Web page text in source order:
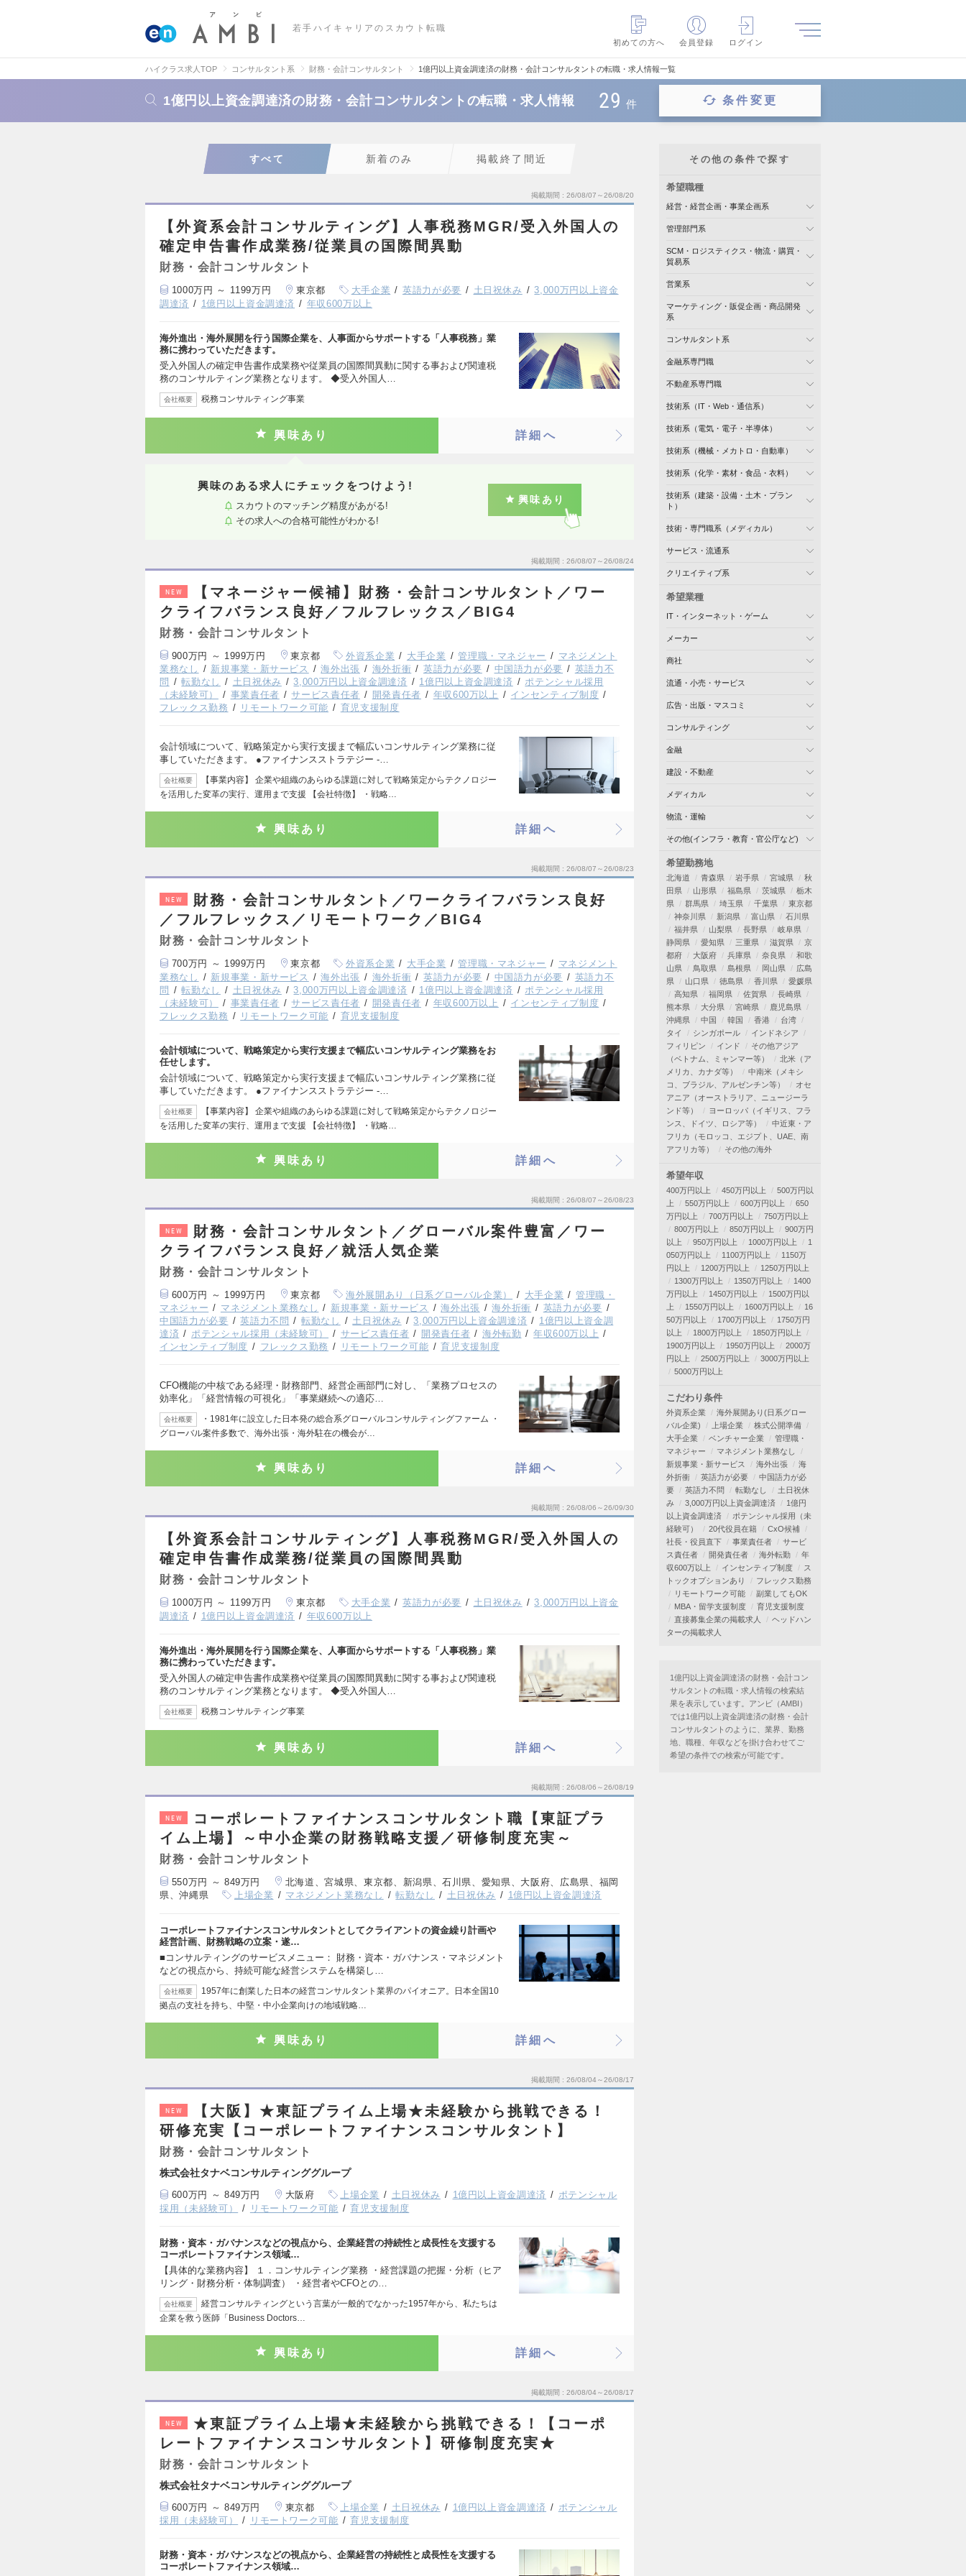
若手ハイキャリアのスカウト転職
初めての方へ
会員登録 ログイン
ハイクラス求人TOP コンサルタント系 財務・会計コンサルタント 1億円以上資金調達済の財務・会計コンサルタントの転職・求人情報一覧
1億円以上資金調達済の財務・会計コンサルタントの転職・求人情報 29 件 条件変更
すべて 新着のみ 掲載終了間近
掲載期間 26/08/07～26/08/20
【外資系会計コンサルティング】人事税務MGR/受入外国人の
確定申告書作成業務/従業員の国際間異動
財務・会計コンサルタント
1000万円 ～ 1199万円 東京都 大手企業 英語力が必要 土日祝休み
3,000万円以上資金
調達済
1億円以上資金調達済 年収600万以上
海外進出・海外展開を行う国際企業を、人事面からサポートする「人事税務」業
務に携わっていただきます。
受入外国人の確定申告書作成業務や従業員の国際間異動に関する事および関連税
務のコンサルティング業務となります。 ◆受入外国人…
会社概要 税務コンサルティング事業
興味あり 詳細へ
興味のある求人にチェックをつけよう!
スカウトのマッチング精度があがる!
その求人への合格可能性がわかる!
興味あり
掲載期間 26/08/07～26/08/24
NEW
【マネージャー候補】財務・会計コンサルタント／ワー
クライフバランス良好／フルフレックス／BIG4
財務・会計コンサルタント
900万円 ～ 1999万円 東京都 外資系企業 大手企業 管理職・マネジャー
マネジメント
業務なし
新規事業・新サービス 海外出張 海外折衝 英語力が必要 中国語力が必要
英語力不
問
転勤なし 土日祝休み 3,000万円以上資金調達済 1億円以上資金調達済
ポテンシャル採用
（未経験可）
事業責任者 サービス責任者 開発責任者 年収600万以上
インセンティブ制度
フレックス勤務
リモートワーク可能 育児支援制度
会計領域について、戦略策定から実行支援まで幅広いコンサルティング業務に従
事していただきます。 ●ファイナンスストラテジー ‐…
会社概要
【事業内容】 企業や組織のあらゆる課題に対して戦略策定からテクノロジー
を活用した変革の実行、運用まで支援 【会社特徴】 ・戦略…
興味あり 詳細へ
掲載期間 26/08/07～26/08/23
NEW
財務・会計コンサルタント／ワークライフバランス良好
／フルフレックス／リモートワーク／BIG4
財務・会計コンサルタント
700万円 ～ 1999万円 東京都 外資系企業 大手企業 管理職・マネジャー
マネジメント
業務なし
新規事業・新サービス 海外出張 海外折衝 英語力が必要 中国語力が必要
英語力不
問
転勤なし 土日祝休み 3,000万円以上資金調達済 1億円以上資金調達済
ポテンシャル採用
（未経験可）
事業責任者 サービス責任者 開発責任者 年収600万以上
インセンティブ制度
フレックス勤務
リモートワーク可能 育児支援制度
会計領域について、戦略策定から実行支援まで幅広いコンサルティング業務をお
任せします。
会計領域について、戦略策定から実行支援まで幅広いコンサルティング業務に従
事していただきます。 ●ファイナンスストラテジー ‐…
会社概要
【事業内容】 企業や組織のあらゆる課題に対して戦略策定からテクノロジー
を活用した変革の実行、運用まで支援 【会社特徴】 ・戦略…
興味あり 詳細へ
掲載期間 26/08/07～26/08/23
NEW
財務・会計コンサルタント／グローバル案件豊富／ワー
クライフバランス良好／就活人気企業
財務・会計コンサルタント
600万円 ～ 1999万円 東京都 海外展開あり（日系グローバル企業） 大手企業
管理職・
マネジャー
マネジメント業務なし 新規事業・新サービス 海外出張 海外折衝
英語力が必要
中国語力が必要
英語力不問 転勤なし 土日祝休み 3,000万円以上資金調達済
1億円以上資金調
達済
ポテンシャル採用（未経験可） サービス責任者 開発責任者 海外転勤
年収600万以上
インセンティブ制度
フレックス勤務 リモートワーク可能 育児支援制度
CFO機能の中核である経理・財務部門、経営企画部門に対し、「業務プロセスの
効率化」「経営情報の可視化」「事業継続への適応…
会社概要
・1981年に設立した日本発の総合系グローバルコンサルティングファーム ・
グローバル案件多数で、海外出張・海外駐在の機会が…
興味あり 詳細へ
掲載期間 26/08/06～26/09/30
【外資系会計コンサルティング】人事税務MGR/受入外国人の
確定申告書作成業務/従業員の国際間異動
財務・会計コンサルタント
1000万円 ～ 1199万円 東京都 大手企業 英語力が必要 土日祝休み
3,000万円以上資金
調達済
1億円以上資金調達済 年収600万以上
海外進出・海外展開を行う国際企業を、人事面からサポートする「人事税務」業
務に携わっていただきます。
受入外国人の確定申告書作成業務や従業員の国際間異動に関する事および関連税
務のコンサルティング業務となります。 ◆受入外国人…
会社概要 税務コンサルティング事業
興味あり 詳細へ
掲載期間 26/08/06～26/08/19
NEW
コーポレートファイナンスコンサルタント職【東証プラ
イム上場】～中小企業の財務戦略支援／研修制度充実～
財務・会計コンサルタント
550万円 ～ 849万円
北海道、宮城県、東京都、新潟県、石川県、愛知県、大阪府、広島県、福岡
県、沖縄県
上場企業 マネジメント業務なし 転勤なし 土日祝休み 1億円以上資金調達済
コーポレートファイナンスコンサルタントとしてクライアントの資金繰り計画や
経営計画、財務戦略の立案・遂…
■コンサルティングのサービスメニュー： 財務・資本・ガバナンス・マネジメント
などの視点から、持続可能な経営システムを構築し…
会社概要
1957年に創業した日本の経営コンサルタント業界のパイオニア。日本全国10
拠点の支社を持ち、中堅・中小企業向けの地域戦略…
興味あり 詳細へ
掲載期間 26/08/04～26/08/17
NEW
【大阪】★東証プライム上場★未経験から挑戦できる！
研修充実【コーポレートファイナンスコンサルタント】
財務・会計コンサルタント
株式会社タナベコンサルティンググループ
600万円 ～ 849万円 大阪府 上場企業 土日祝休み 1億円以上資金調達済
ポテンシャル
採用（未経験可）
リモートワーク可能 育児支援制度
財務・資本・ガバナンスなどの視点から、企業経営の持続性と成長性を支援する
コーポレートファイナンス領域…
【具体的な業務内容】 １．コンサルティング業務 ・経営課題の把握・分析（ヒア
リング・財務分析・体制調査） ・経営者やCFOとの…
会社概要
経営コンサルティングという言葉が一般的でなかった1957年から、私たちは
企業を救う医師「Business Doctors…
興味あり 詳細へ
掲載期間 26/08/04～26/08/17
NEW
★東証プライム上場★未経験から挑戦できる！【コーポ
レートファイナンスコンサルタント】研修制度充実★
財務・会計コンサルタント
株式会社タナベコンサルティンググループ
600万円 ～ 849万円 東京都 上場企業 土日祝休み 1億円以上資金調達済
ポテンシャル
採用（未経験可）
リモートワーク可能 育児支援制度
財務・資本・ガバナンスなどの視点から、企業経営の持続性と成長性を支援する
コーポレートファイナンス領域…
その他の条件で探す
希望職種
経営・経営企画・事業企画系
管理部門系
SCM・ロジスティクス・物流・購買・
貿易系
営業系
マーケティング・販促企画・商品開発
系
コンサルタント系
金融系専門職
不動産系専門職
技術系（IT・Web・通信系）
技術系（電気・電子・半導体）
技術系（機械・メカトロ・自動車）
技術系（化学・素材・食品・衣料）
技術系（建築・設備・土木・プラン
ト）
技術・専門職系（メディカル）
サービス・流通系
クリエイティブ系
希望業種
IT・インターネット・ゲーム
メーカー
商社
流通・小売・サービス
広告・出版・マスコミ
コンサルティング
金融
建設・不動産
メディカル
物流・運輸
その他(インフラ・教育・官公庁など)
希望勤務地
北海道 青森県 岩手県 宮城県
秋
田県
山形県 福島県 茨城県
栃木
県
群馬県 埼玉県 千葉県
東京都
神奈川県
新潟県 富山県
石川県
福井県
山梨県 長野県
岐阜県
静岡県
愛知県 三重県 滋賀県
京
都府
大阪府 兵庫県 奈良県
和歌
山県
鳥取県 島根県 岡山県
広島
県
山口県 徳島県 香川県
愛媛県
高知県
福岡県 佐賀県
長崎県
熊本県
大分県 宮崎県
鹿児島県
沖縄県
中国 韓国 香港
台湾
タイ
シンガポール
インドネシア
フィリピン
インド
その他アジア
（ベトナム、ミャンマー等）
北米（ア
メリカ、カナダ等）
中南米（メキシ
コ、ブラジル、アルゼンチン等）
オセ
アニア（オーストラリア、ニュージーラ
ンド等）
ヨーロッパ（イギリス、フラ
ンス、ドイツ、ロシア等）
中近東・ア
フリカ（モロッコ、エジプト、UAE、南
アフリカ等）
その他の海外
希望年収
400万円以上 450万円以上
500万円以
上
550万円以上 600万円以上
650
万円以上
700万円以上
750万円以上
800万円以上
850万円以上
900万円
以上
950万円以上 1000万円以上
1
050万円以上
1100万円以上
1150万
円以上
1200万円以上
1250万円以上
1300万円以上
1350万円以上
1400
万円以上
1450万円以上
1500万円以
上
1550万円以上 1600万円以上
16
50万円以上
1700万円以上
1750万円
以上
1800万円以上
1850万円以上
1900万円以上
1950万円以上
2000万
円以上
2500万円以上
3000万円以上
5000万円以上
こだわり条件
外資系企業
海外展開あり(日系グロー
バル企業)
上場企業
株式公開準備
大手企業
ベンチャー企業
管理職・
マネジャー
マネジメント業務なし
新規事業・新サービス
海外出張
海
外折衝
英語力が必要
中国語力が必
要
英語力不問 転勤なし
土日祝休
み
3,000万円以上資金調達済
1億円
以上資金調達済
ポテンシャル採用（未
経験可）
20代役員在籍
CxO候補
社長・役員直下
事業責任者
サービ
ス責任者
開発責任者 海外転勤
年
収600万以上
インセンティブ制度
ス
トックオプションあり
フレックス勤務
リモートワーク可能
副業してもOK
MBA・留学支援制度
育児支援制度
直接募集企業の掲載求人
ヘッドハン
ターの掲載求人
1億円以上資金調達済の財務・会計コン
サルタントの転職・求人情報の検索結
果を表示しています。アンビ（AMBI）
では1億円以上資金調達済の財務・会計
コンサルタントのように、業界、勤務
地、職種、年収などを掛け合わせてご
希望の条件での検索が可能です。